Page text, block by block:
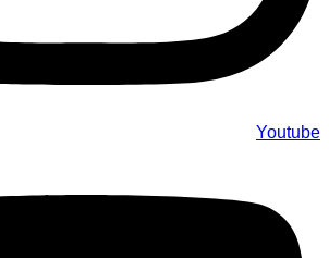
Youtube